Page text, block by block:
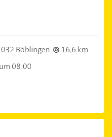
Böblingen
16,6 km
08:00